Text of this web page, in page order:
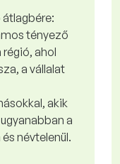
tényező
ahol
a vállalat
akik
a
névtelenül.